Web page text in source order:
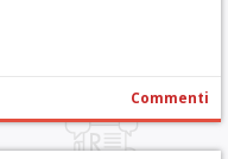
Commenti